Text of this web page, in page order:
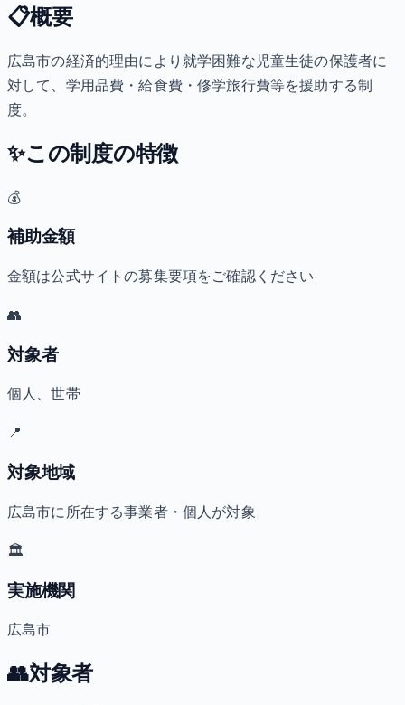
📋概要
広島市の経済的理由により就学困難な児童生徒の保護者に
対して、学用品費・給食費・修学旅行費等を援助する制
度。
✨この制度の特徴
💰
補助金額
金額は公式サイトの募集要項をご確認ください
👥
対象者
個人、世帯
📍
対象地域
広島市に所在する事業者・個人が対象
🏛️
実施機関
広島市
👥対象者